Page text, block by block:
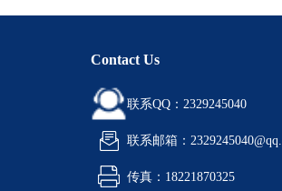
Contact Us
联系QQ：2329245040
联系邮箱：
传真：18221870325